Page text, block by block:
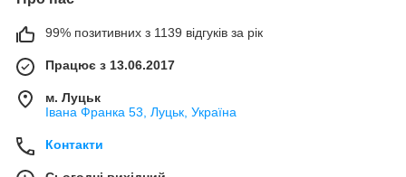
99% позитивних з 1139 відгуків за рік
Працює з 13.06.2017
м. Луцьк
Івана Франка 53, Луцьк, Україна
Контакти